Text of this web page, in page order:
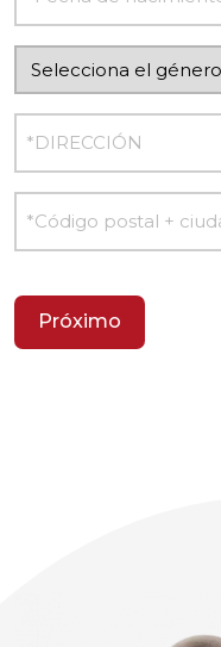
nacimiento
barra
MM
barra
AAAA
Género
DIRECCIÓN
ciudad